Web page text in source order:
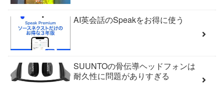
AI英会話のSpeakをお得に使う
SUUNTOの骨伝導ヘッドフォンは
耐久性に問題がありすぎる